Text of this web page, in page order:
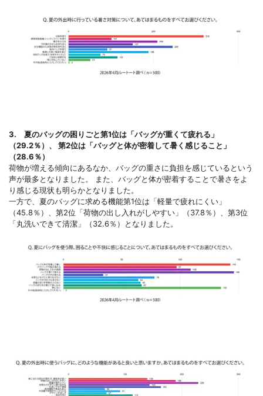
3. 夏のバッグの困りごと第1位は「バッグが重くて疲れる」
（29.2％）、 第2位は「バッグと体が密着して暑く感じること」
（28.6％）
荷物が増える傾向にあるなか、バッグの重さに負担を感じているという
声が最多となりました。 また、バッグと体が密着することで暑さをよ
り感じる現状も明らかとなりました。
一方で、夏のバッグに求める機能第1位は「軽量で疲れにくい」
（45.8％）、第2位「荷物の出し入れがしやすい」（37.8％）、第3位
「丸洗いできて清潔」（32.6％）となりました。